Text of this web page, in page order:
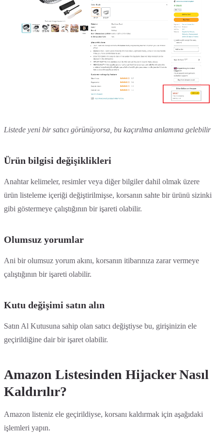
Listede yeni bir satıcı görünüyorsa, bu kaçırılma anlamına gelebilir
Ürün bilgisi değişiklikleri
Anahtar kelimeler, resimler veya diğer bilgiler dahil olmak üzere
ürün listeleme içeriği değiştirilmişse, korsanın sahte bir ürünü sizinki
gibi göstermeye çalıştığının bir işareti olabilir.
Olumsuz yorumlar
Ani bir olumsuz yorum akını, korsanın itibarınıza zarar vermeye
çalıştığının bir işareti olabilir.
Kutu değişimi satın alın
Satın Al Kutusuna sahip olan satıcı değiştiyse bu, girişinizin ele
geçirildiğine dair bir işaret olabilir.
Amazon Listesinden Hijacker Nasıl
Kaldırılır?
Amazon listeniz ele geçirildiyse, korsanı kaldırmak için aşağıdaki
işlemleri yapın.